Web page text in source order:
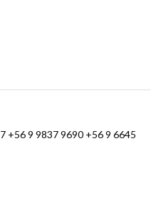
+56 9 9837 9690 +56 9 6645